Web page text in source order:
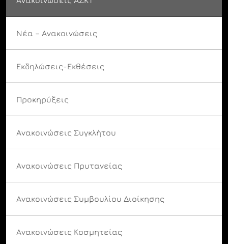
Νέα – Ανακοινώσεις
Εκδηλώσεις-Εκθέσεις
Προκηρύξεις
Ανακοινώσεις Συγκλήτου
Ανακοινώσεις Πρυτανείας
Ανακοινώσεις Συμβουλίου Διοίκησης
Ανακοινώσεις Κοσμητείας